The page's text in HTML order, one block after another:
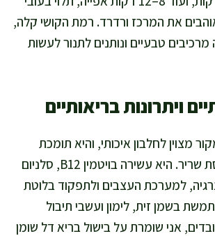
את המרכז ורדרד. רמת הקושי קלה,
טבעיים ונותנים לתנור לעשות
ויתרונות בריאותיים
מצוין לחלבון איכותי, והיא תומכת
בשובע ובבניית מסת שריר. היא עשירה בויטמין B12, סלניום
למערכת העצבים ולתפקוד בלוטת
בשמן זית, לימון ועשבי תיבול
אני שומרת על בישול בריא דל שומן